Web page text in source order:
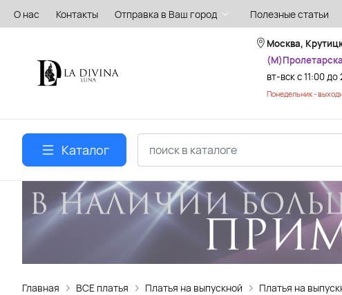
О нас Контакты Отправка в Ваш город Полезные статьи
Москва,
вт-вск с 11:00 до
Понедельник -
Каталог
Главная ВСЕ платья Платья на выпускной Платья на